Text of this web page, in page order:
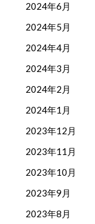
2024年6月
2024年5月
2024年4月
2024年3月
2024年2月
2024年1月
2023年12月
2023年11月
2023年10月
2023年9月
2023年8月